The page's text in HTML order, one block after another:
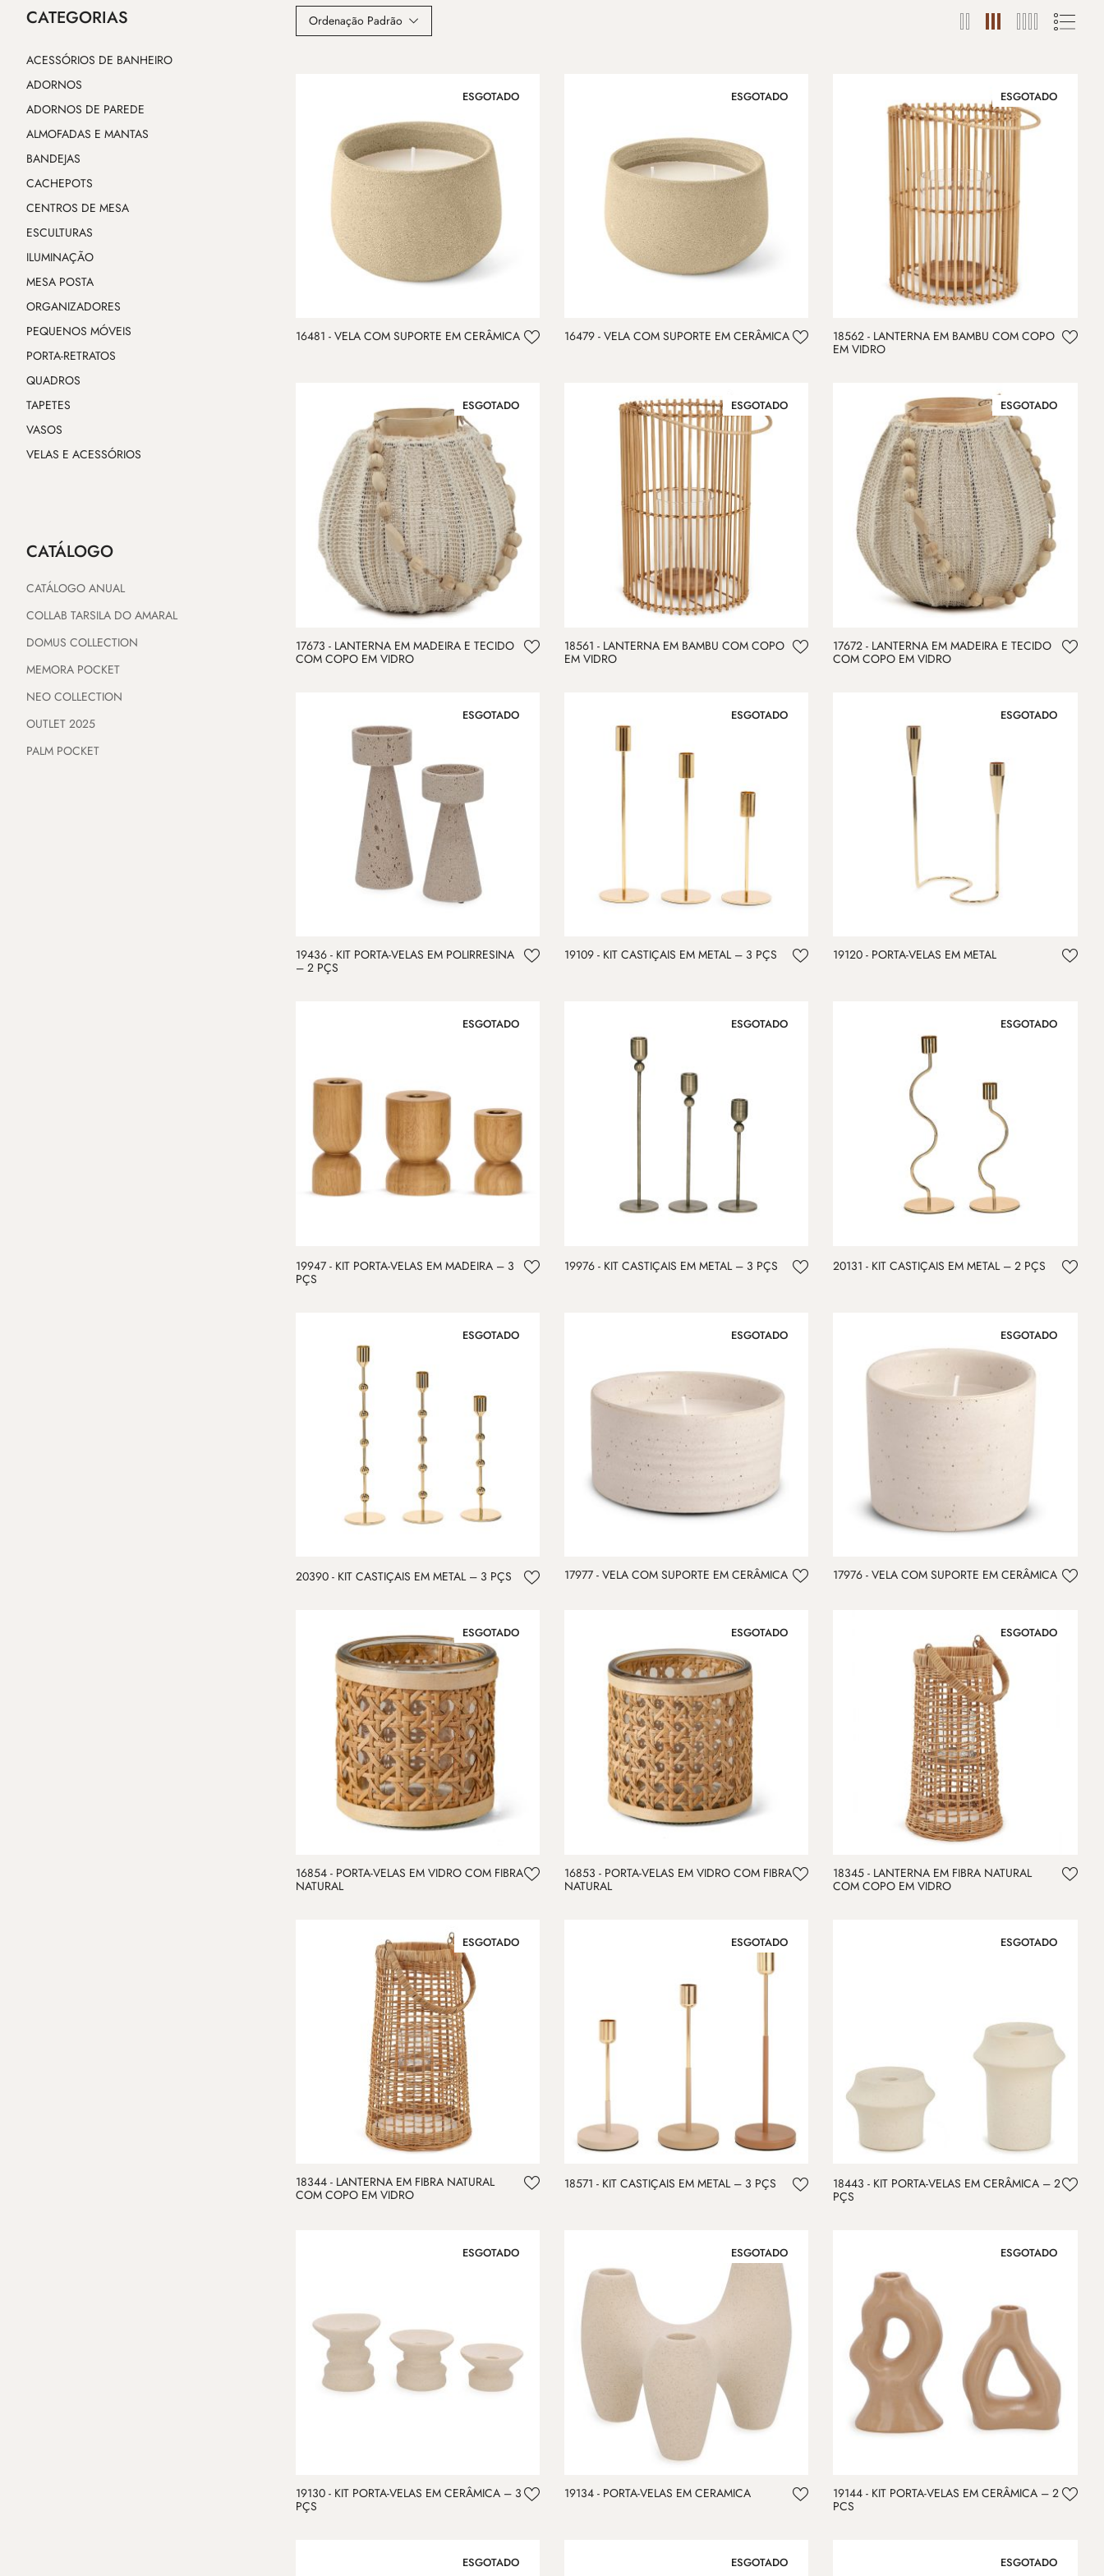
CATEGORIAS
ACESSÓRIOS DE BANHEIRO
ADORNOS
ADORNOS DE PAREDE
ALMOFADAS E MANTAS
BANDEJAS
CACHEPOTS
CENTROS DE MESA
ESCULTURAS
ILUMINAÇÃO
MESA POSTA
ORGANIZADORES
PEQUENOS MÓVEIS
PORTA-RETRATOS
QUADROS
TAPETES
VASOS
VELAS E ACESSÓRIOS
CATÁLOGO
CATÁLOGO ANUAL
COLLAB TARSILA DO AMARAL
DOMUS COLLECTION
MEMORA POCKET
NEO COLLECTION
OUTLET 2025
PALM POCKET
Ordenação Padrão
ESGOTADO
16481 - VELA COM SUPORTE EM CERÂMICA
ESGOTADO
16479 - VELA COM SUPORTE EM CERÂMICA
ESGOTADO
18562 - LANTERNA EM BAMBU COM COPO
EM VIDRO
ESGOTADO
17673 - LANTERNA EM MADEIRA E TECIDO
COM COPO EM VIDRO
ESGOTADO
18561 - LANTERNA EM BAMBU COM COPO
EM VIDRO
ESGOTADO
17672 - LANTERNA EM MADEIRA E TECIDO
COM COPO EM VIDRO
ESGOTADO
19436 - KIT PORTA-VELAS EM POLIRRESINA
– 2 PÇS
ESGOTADO
19109 - KIT CASTIÇAIS EM METAL – 3 PÇS
ESGOTADO
19120 - PORTA-VELAS EM METAL
ESGOTADO
19947 - KIT PORTA-VELAS EM MADEIRA – 3
PÇS
ESGOTADO
19976 - KIT CASTIÇAIS EM METAL – 3 PÇS
ESGOTADO
20131 - KIT CASTIÇAIS EM METAL – 2 PÇS
ESGOTADO
20390 - KIT CASTIÇAIS EM METAL – 3 PÇS
ESGOTADO
17977 - VELA COM SUPORTE EM CERÂMICA
ESGOTADO
17976 - VELA COM SUPORTE EM CERÂMICA
ESGOTADO
16854 - PORTA-VELAS EM VIDRO COM FIBRA
NATURAL
ESGOTADO
16853 - PORTA-VELAS EM VIDRO COM FIBRA
NATURAL
ESGOTADO
18345 - LANTERNA EM FIBRA NATURAL
COM COPO EM VIDRO
ESGOTADO
18344 - LANTERNA EM FIBRA NATURAL
COM COPO EM VIDRO
ESGOTADO
18571 - KIT CASTIÇAIS EM METAL – 3 PÇS
ESGOTADO
18443 - KIT PORTA-VELAS EM CERÂMICA – 2
PÇS
ESGOTADO
19130 - KIT PORTA-VELAS EM CERÂMICA – 3
PÇS
ESGOTADO
19134 - PORTA-VELAS EM CERAMICA
ESGOTADO
19144 - KIT PORTA-VELAS EM CERÂMICA – 2
PCS
ESGOTADO ESGOTADO ESGOTADO